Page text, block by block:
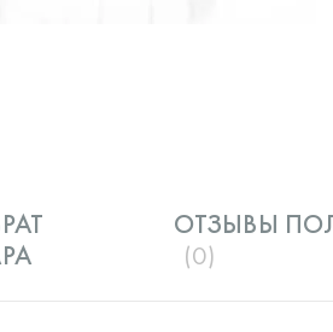
ОТЗЫВЫ
(0)